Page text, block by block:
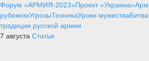
Форум «АРМИЯ-2023»Проект «Украина»
рубежомУгрозыТехникаУроки мужества
традиции русской армии
7 августа Статьи